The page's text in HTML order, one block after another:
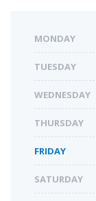
MONDAY
TUESDAY
WEDNESDAY
THURSDAY
FRIDAY
SATURDAY